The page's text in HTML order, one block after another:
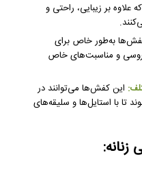
بر زیبایی، راحتی و
به‌طور خاص برای
و مناسبت‌های خاص
این کفش‌ها می‌توانند در
با استایل‌ها و سلیقه‌های